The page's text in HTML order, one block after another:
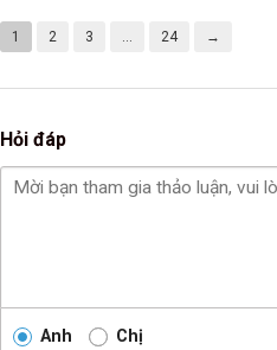
1 2 3 … 24 →
Hỏi đáp
Anh Chị